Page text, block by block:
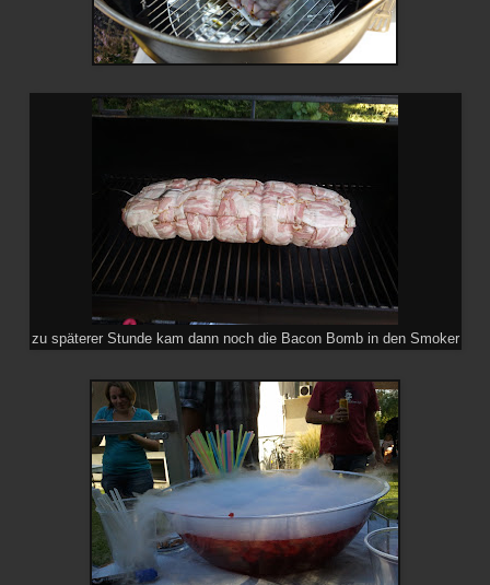
zu späterer Stunde kam dann noch die Bacon Bomb in den Smoker